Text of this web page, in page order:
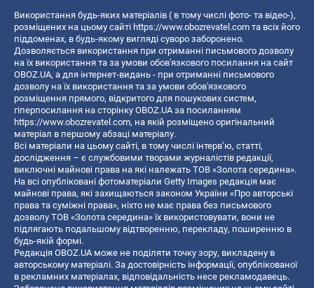
Використання будь-яких матеріалів ( в тому числі фото- та відео-),
розміщених на цьому сайті https://www.obozrevatel.com та всіх його
піддоменах, в будь-якому вигляді суворо заборонено.
Дозволяється використання при отриманні письмового дозволу
на їх використання та за умови обов'язкового посилання на сайт
OBOZ.UA, а для інтернет-видань - при отриманні письмового
дозволу на їх використання та за умови обов'язкового
розміщення прямого, відкритого для пошукових систем,
гіперпосилання на сторінку OBOZ.UA за посиланням
https://www.obozrevatel.com, на якій розміщено оригінальний
матеріал в першому абзаці матеріалу.
Всі матеріали на цьому сайті, в тому числі інтерв’ю, статті,
дослідження – є службовими творами журналістів редакції,
виключні майнові права на які належать ТОВ «Золота середина».
На всі опубліковані фотоматеріали Getty Images редакція має
майнові права, які захищаються законом України «Про авторські
права та суміжні права», ніхто не має права без письмового
дозволу ТОВ «Золота середина» їх використовувати, вони не
підлягають подальшому відтворенню, перекладу, поширенню в
будь-якій формі.
Редакція OBOZ.UA може не поділяти точку зору, викладену в
авторському матеріалі. За достовірність інформації, опублікованої
в рекламних матеріалах, відповідальність несе рекламодавець.